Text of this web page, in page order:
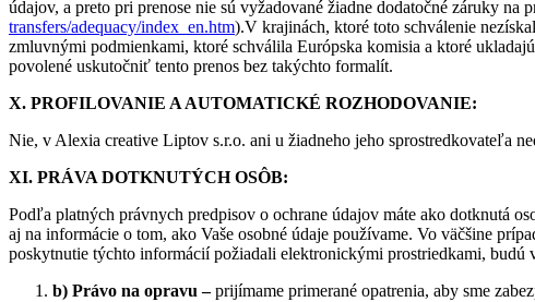
údajov, a preto pri prenose nie sú vyžadované žiadne dodatočné záruky
transfers/adequacy/index_en.htm).V krajinách, ktoré toto schválenie
zmluvnými podmienkami, ktoré schválila Európska komisia a ktoré
povolené uskutočniť tento prenos bez takýchto formalít.
X. PROFILOVANIE A AUTOMATICKÉ ROZHODOVANIE:
Nie, v Alexia creative Liptov s.r.o. ani u žiadneho jeho sprostredkovateľa
XI. PRÁVA DOTKNUTÝCH OSÔB:
Podľa platných právnych predpisov o ochrane údajov máte ako dotknutá
aj na informácie o tom, ako Vaše osobné údaje používame. Vo väčšine
poskytnutie týchto informácií požiadali elektronickými prostriedkami, budú
b) Právo na opravu –prijímame primerané opatrenia, aby sme